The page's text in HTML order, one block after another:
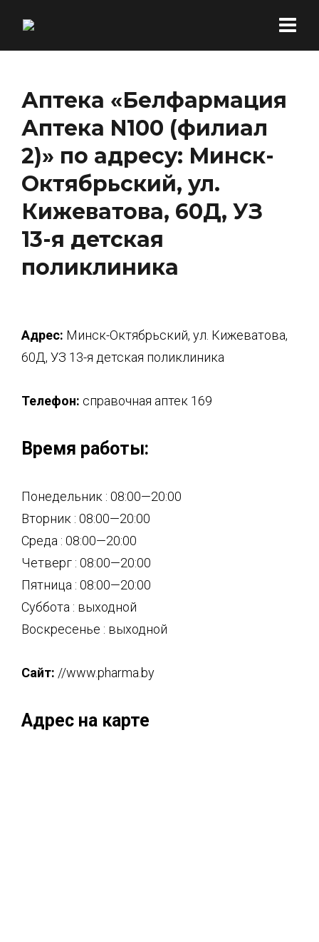
Аптека «Белфармация
Аптека N100 (филиал
2)» по адресу: Минск-
Октябрьский, ул.
Кижеватова, 60Д, УЗ
13-я детская
поликлиника
Адрес: Минск-Октябрьский, ул. Кижеватова,
60Д, УЗ 13-я детская поликлиника
Телефон: справочная аптек 169
Время работы:
Понедельник : 08:00—20:00
Вторник : 08:00—20:00
Среда : 08:00—20:00
Четверг : 08:00—20:00
Пятница : 08:00—20:00
Суббота : выходной
Воскресенье : выходной
Сайт: //www.pharma.by
Адрес на карте